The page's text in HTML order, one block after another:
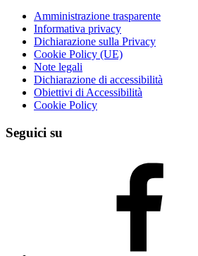
Amministrazione trasparente
Informativa privacy
Dichiarazione sulla Privacy
Cookie Policy (UE)
Note legali
Dichiarazione di accessibilità
Obiettivi di Accessibilità
Cookie Policy
Seguici su